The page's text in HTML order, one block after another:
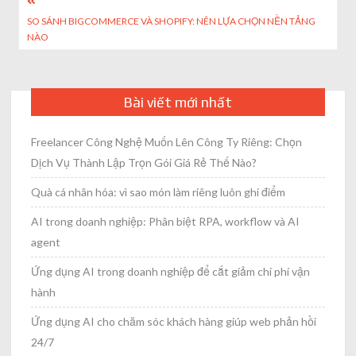
navigation
SO SÁNH BIGCOMMERCE VÀ SHOPIFY: NÊN LỰA CHỌN NỀN TẢNG
NÀO
Bài viết mới nhất
Freelancer Công Nghệ Muốn Lên Công Ty Riêng: Chọn
Dịch Vụ Thành Lập Trọn Gói Giá Rẻ Thế Nào?
Quà cá nhân hóa: vì sao món làm riêng luôn ghi điểm
AI trong doanh nghiệp: Phân biệt RPA, workflow và AI
agent
Ứng dụng AI trong doanh nghiệp để cắt giảm chi phí vận
hành
Ứng dụng AI cho chăm sóc khách hàng giúp web phản hồi
24/7